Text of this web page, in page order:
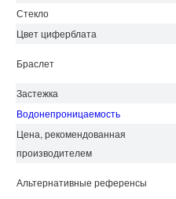
Стекло
Цвет циферблата
Браслет
Застежка
Водонепроницаемость
Цена, рекомендованная
производителем
Альтернативные референсы